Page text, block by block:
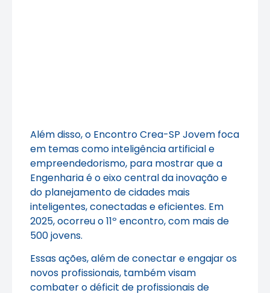
Além disso, o Encontro Crea-SP Jovem foca
em temas como inteligência artificial e
empreendedorismo, para mostrar que a
Engenharia é o eixo central da inovação e
do planejamento de cidades mais
inteligentes, conectadas e eficientes. Em
2025, ocorreu o 11º encontro, com mais de
500 jovens.
Essas ações, além de conectar e engajar os
novos profissionais, também visam
combater o déficit de profissionais de